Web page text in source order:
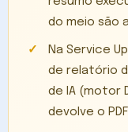
do meio são
Na Service
de relatório
de IA (motor
devolve o